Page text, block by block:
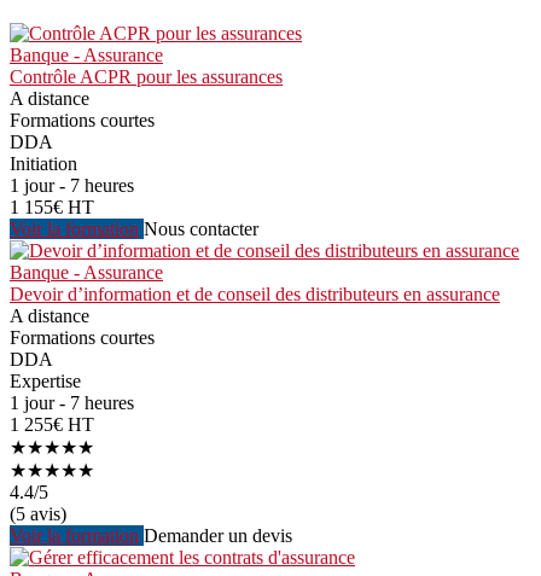
Banque - Assurance
Contrôle ACPR pour les assurances
A distance
Formations courtes
DDA
Initiation
1 jour - 7 heures
1 155€ HT
Voir la formation Nous contacter
Banque - Assurance
Devoir d’information et de conseil des distributeurs en assurance
A distance
Formations courtes
DDA
Expertise
1 jour - 7 heures
1 255€ HT
★★★★★
★★★★★
4.4/5
(5 avis)
Voir la formation Demander un devis